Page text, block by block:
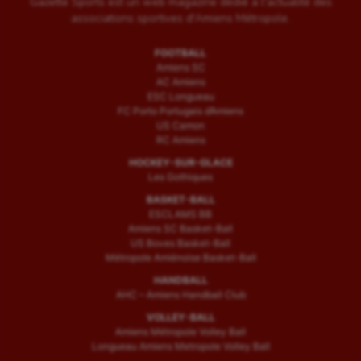
associations sportives d'Amiens Métropole.
FOOTBALL
Amiens SC
AC Amiens
ESC Longueau
FC Porto Portugais d’Amiens
US Camon
RC Amiens
HOCKEY-SUR-GLACE
Les Gothiques
BASKET-BALL
ESCLAMS BB
Amiens SC Basket-Ball
US Boves Basket-Ball
Métropole Amiénoise Basket-Ball
HANDBALL
AHC – Amiens Handball Club
VOLLEY-BALL
Amiens Métropole Volley Ball
Longueau Amiens Metropole Volley Ball